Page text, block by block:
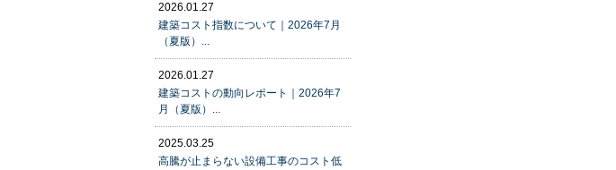
2026.01.27
建築コスト指数について｜2026年7月
（夏版）...
2026.01.27
建築コストの動向レポート｜2026年7
月（夏版）...
2025.03.25
高騰が止まらない設備工事のコスト低